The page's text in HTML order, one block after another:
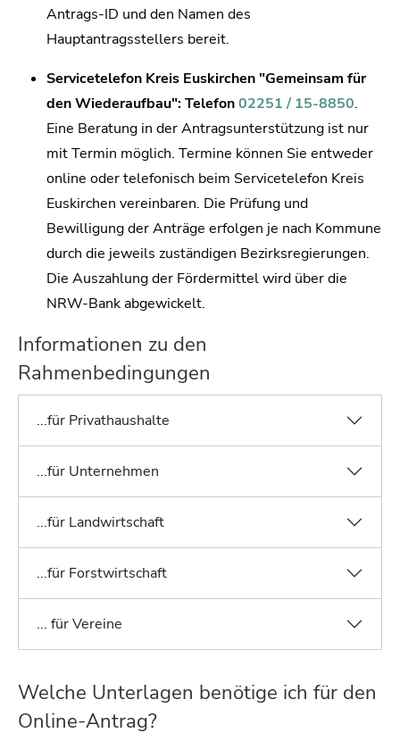
Antrags-ID und den Namen des
Hauptantragsstellers bereit.
Servicetelefon Kreis Euskirchen "Gemeinsam für
den Wiederaufbau": Telefon02251 / 15-8850.
Eine Beratung in der Antragsunterstützung ist nur
mit Termin möglich. Termine können Sie entweder
online oder telefonisch beim Servicetelefon Kreis
Euskirchen vereinbaren. Die Prüfung und
Bewilligung der Anträge erfolgen je nach Kommune
durch die jeweils zuständigen Bezirksregierungen.
Die Auszahlung der Fördermittel wird über die
NRW-Bank abgewickelt.
Informationen zu den
Rahmenbedingungen
...für Privathaushalte
...für Unternehmen
...für Landwirtschaft
...für Forstwirtschaft
... für Vereine
Welche Unterlagen benötige ich für den
Online-Antrag?